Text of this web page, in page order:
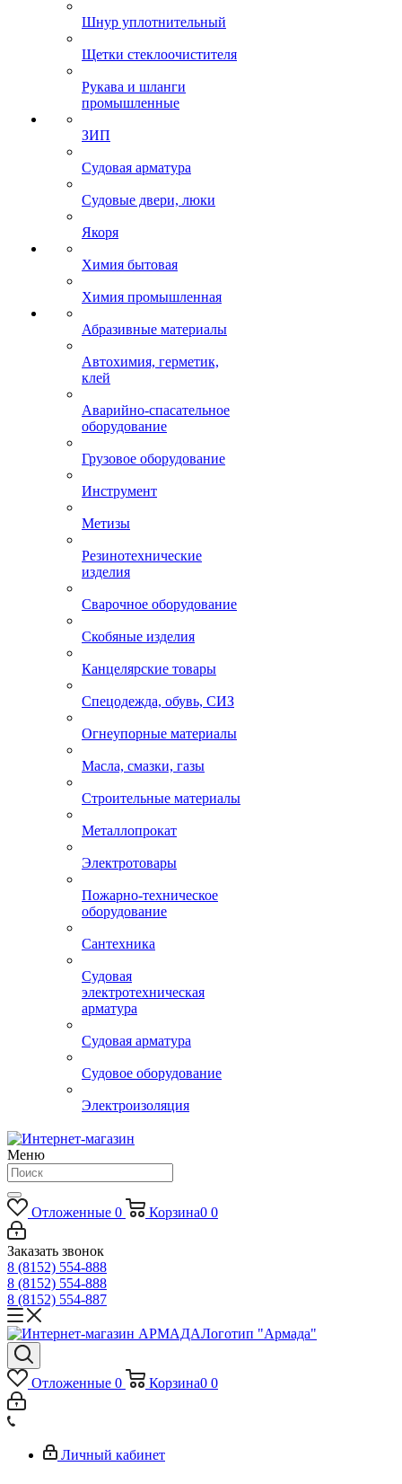
Шнур уплотнительный
Щетки стеклоочистителя
Рукава и шланги
промышленные
ЗИП
Судовая арматура
Судовые двери, люки
Якоря
Химия бытовая
Химия промышленная
Абразивные материалы
Автохимия, герметик,
клей
Аварийно-спасательное
оборудование
Грузовое оборудование
Инструмент
Метизы
Резинотехнические
изделия
Сварочное оборудование
Скобяные изделия
Канцелярские товары
Спецодежда, обувь, СИЗ
Огнеупорные материалы
Масла, смазки, газы
Строительные материалы
Металлопрокат
Электротовары
Пожарно-техническое
оборудование
Сантехника
Судовая
электротехническая
арматура
Судовая арматура
Судовое оборудование
Электроизоляция
Меню
Отложенные 0 Корзина0 0
Заказать звонок
8 (8152) 554-888
8 (8152) 554-888
8 (8152) 554-887
Логотип "Армада"
Отложенные 0 Корзина0 0
Личный кабинет